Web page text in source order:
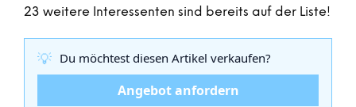
23 weitere Interessenten sind bereits auf der Liste!
💡 Du möchtest diesen Artikel verkaufen?
Angebot anfordern